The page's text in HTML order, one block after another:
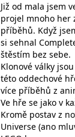
Již od mala jsem
projel mnoho her
příběhů. Když
si sehnal
štěstím bez sebe.
Klonové války
této oddechové
více příběhů z
Ve hře se jako v
Kromě postav z
Universe (ano